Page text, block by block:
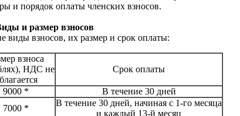
и порядок оплаты членских взносов.
и размер взносов
взносов, их размер и срок оплаты:
взноса
НДС не
Срок оплаты
9000 *
В течение 30 дней
7000 *
В течение 30 дней, начиная с 1-го месяца
и каждый 13-й месяц